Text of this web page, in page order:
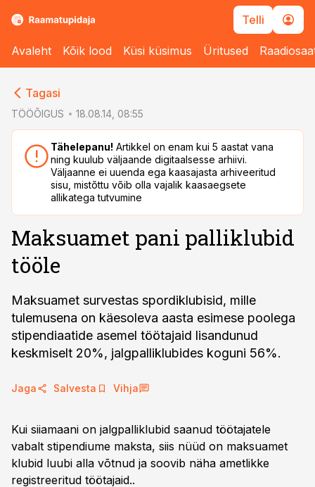
Telli
Avaleht Kõik lood Küsi küsimus Üritused
Tagasi
TÖÖÕIGUS 18.08.14, 08:55
Tähelepanu! Artikkel on enam kui 5 aastat vana
ning kuulub väljaande digitaalsesse arhiivi.
Väljaanne ei uuenda ega kaasajasta arhiveeritud
sisu, mistõttu võib olla vajalik kaasaegsete
allikatega tutvumine
Maksuamet pani palliklubid
tööle
Maksuamet survestas spordiklubisid, mille
tulemusena on käesoleva aasta esimese poolega
stipendiaatide asemel töötajaid lisandunud
keskmiselt 20%, jalgpalliklubides koguni 56%.
Jaga Salvesta Vihja
Kui siiamaani on jalgpalliklubid saanud töötajatele
vabalt stipendiume maksta, siis nüüd on maksuamet
klubid luubi alla võtnud ja soovib näha ametlikke
registreeritud töötajaid..